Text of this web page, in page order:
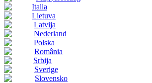
Italia
Lietuva
Latvija
Nederland
Polska
România
Srbija
Sverige
Slovensko